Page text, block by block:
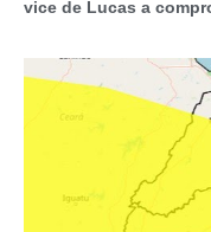
vice de Lucas a